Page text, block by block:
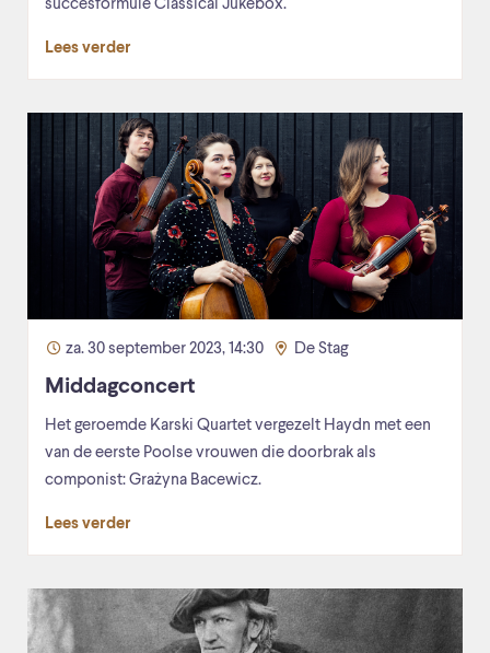
succesformule Classical Jukebox.
Lees verder
za. 30 september 2023, 14:30 De Stag
Middagconcert
Het geroemde Karski Quartet vergezelt Haydn met een
van de eerste Poolse vrouwen die doorbrak als
componist: Grażyna Bacewicz.
Lees verder